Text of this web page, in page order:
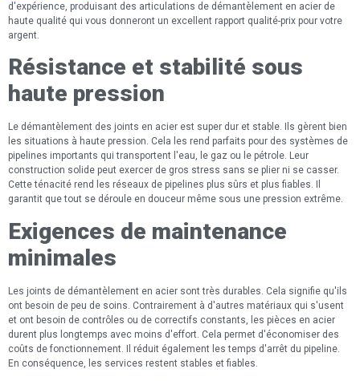
d'expérience, produisant des articulations de démantèlement en acier de
haute qualité qui vous donneront un excellent rapport qualité-prix pour votre
argent.
Résistance et stabilité sous
haute pression
Le démantèlement des joints en acier est super dur et stable. Ils gèrent bien
les situations à haute pression. Cela les rend parfaits pour des systèmes de
pipelines importants qui transportent l'eau, le gaz ou le pétrole. Leur
construction solide peut exercer de gros stress sans se plier ni se casser.
Cette ténacité rend les réseaux de pipelines plus sûrs et plus fiables. Il
garantit que tout se déroule en douceur même sous une pression extrême.
Exigences de maintenance
minimales
Les joints de démantèlement en acier sont très durables. Cela signifie qu'ils
ont besoin de peu de soins. Contrairement à d'autres matériaux qui s'usent
et ont besoin de contrôles ou de correctifs constants, les pièces en acier
durent plus longtemps avec moins d'effort. Cela permet d'économiser des
coûts de fonctionnement. Il réduit également les temps d'arrêt du pipeline.
En conséquence, les services restent stables et fiables.